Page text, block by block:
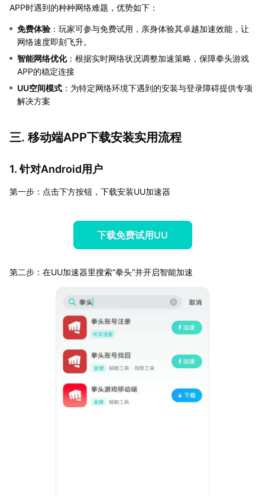
APP时遇到的种种网络难题，优势如下：
免费体验 ：玩家可参与免费试用，亲身体验其卓越加速效能，让
网络速度即刻飞升。
智能网络优化：根据实时网络状况调整加速策略，保障拳头游戏
APP的稳定连接
UU空间模式 ：为特定网络环境下遇到的安装与登录障碍提供专项
解决方案
三. 移动端APP下载安装实用流程
1. 针对Android用户
第一步：点击下方按钮，下载安装UU加速器
下载免费试用UU
第二步：在UU加速器里搜索“拳头”并开启智能加速